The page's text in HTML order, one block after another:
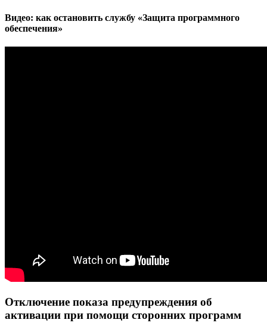
Видео: как остановить службу «Защита программного
обеспечения»
Отключение показа предупреждения об
активации при помощи сторонних программ